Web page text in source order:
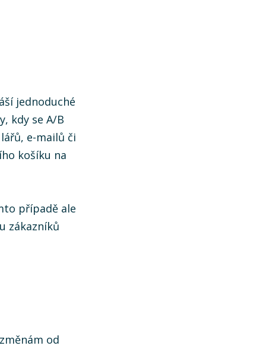
jednoduché
kdy se A/B
e-mailů či
košíku na
případě ale
zákazníků
od